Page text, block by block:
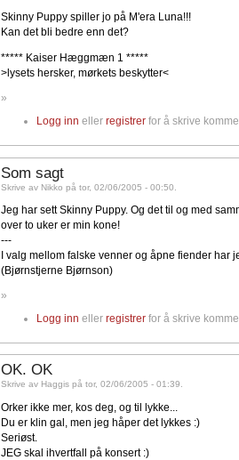
Skinny Puppy spiller jo på M'era Luna!!!
Kan det bli bedre enn det?
***** Kaiser Hæggmæn 1 *****
>lysets hersker, mørkets beskytter<
»
Logg inn ellerregistrer for å skrive
Som sagt
Skrive av Nikko på tor, 02/06/2005 - 00:50.
Jeg har sett Skinny Puppy. Og det til og med
over to uker er min kone!
---
I valg mellom falske venner og åpne fiender har
(Bjørnstjerne Bjørnson)
»
Logg inn ellerregistrer for å skrive
OK. OK
Skrive av Haggis på tor, 02/06/2005 - 01:39.
Orker ikke mer, kos deg, og til lykke...
Du er klin gal, men jeg håper det lykkes :)
Seriøst.
JEG skal ihvertfall på konsert :)